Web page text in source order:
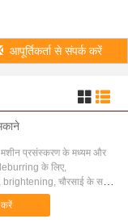
आपूर्तिकर्ता से संपर्क करें
मशीन प्रसंस्करण के मध्यम और
के लिए,
चौरसाई के सभी
भागों और चीनी म...
करें